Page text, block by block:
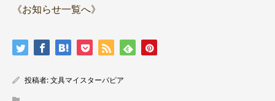
《お知らせ一覧へ》
投稿者:文具マイスターパピア